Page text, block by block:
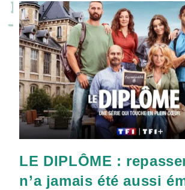
Borotra
Et
Constance
Gay
Ou
Plutôt
Côte
À
Côte
En
Saison
4
!
LE DIPLÔME :
n’a jamais été aussi